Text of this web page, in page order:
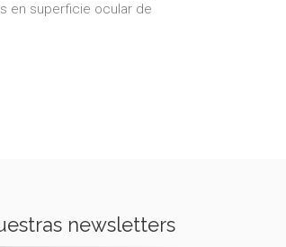
en superficie ocular de
newsletters